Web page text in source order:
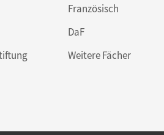
Französisch
DaF
Weitere Fächer